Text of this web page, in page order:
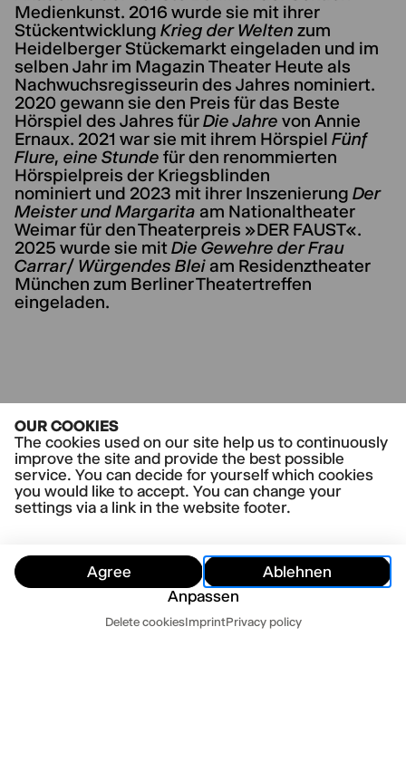
OUR COOKIES
The cookies used on our site help us to continuously
improve the site and provide the best possible
service. You can decide for yourself which cookies
you would like to accept. You can change your
settings via a link in the website footer.
Agree
Ablehnen
Anpassen
Delete cookiesImprintPrivacy policy
Medienkunst. 2016 wurde sie mit ihrer
Stückentwicklung Krieg der Welten zum
Heidelberger Stückemarkt eingeladen und im
selben Jahr im Magazin Theater Heute als
Nachwuchsregisseurin des Jahres nominiert.
2020 gewann sie den Preis für das Beste
Hörspiel des Jahres fürDie Jahre von Annie
Ernaux. 2021 war sie mit ihrem Hörspiel Fünf
Flure, eine Stunde für den renommierten
Hörspielpreis der Kriegsblinden
nominiert und 2023 mit ihrer Inszenierung Der
Meister und Margarita am Nationaltheater
Weimar für den Theaterpreis »DER FAUST«.
2025 wurde sie mitDie Gewehre der Frau
Carrar/ Würgendes Bleiam Residenztheater
München zum Berliner Theatertreffen
eingeladen.
Sankt Falstaff